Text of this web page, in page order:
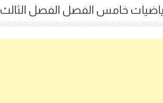
خامس الفصل الفصل الثالث 1446